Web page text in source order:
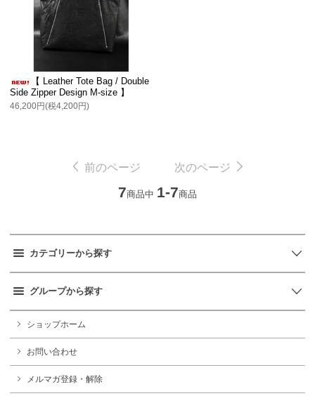
【 Leather Tote Bag / Double
Side Zipper Design M-size 】
46,200円(税4,200円)
前のページ 次のページ
7商品中 1-7商品
カテゴリーから探す
グループから探す
ショップホーム
お問い合わせ
メルマガ登録・解除